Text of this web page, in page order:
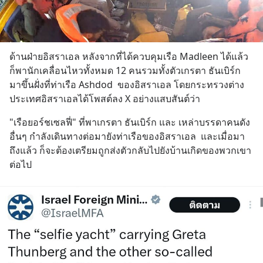
ด้านฝ่ายอิสราเอล หลังจากที่ได้ควบคุมเรือ Madleen ได้แล้ว
ก็พานักเคลื่อนไหวทั้งหมด 12 คนรวมทั้งตัวเกรตา ธันเบิร์ก
มาขึ้นฝั่งที่ท่าเรือ Ashdod  ของอิสราเอล โดยกระทรวงต่าง
ประเทศอิสราเอลได้โพสต์ลง X อย่างแสบสันต์ว่า
"เรือยอร์ชเซลฟี่" ที่พาเกรตา ธันเบิร์ก และ เหล่าบรรดาคนดัง
อื่นๆ กำลังเดินทางต่อมายังท่าเรือของอิสราเอล  และเมื่อมา
ถึงแล้ว ก็จะต้องเตรียมถูกส่งตัวกลับไปยังบ้านเกิดของพวกเขา
ต่อไป